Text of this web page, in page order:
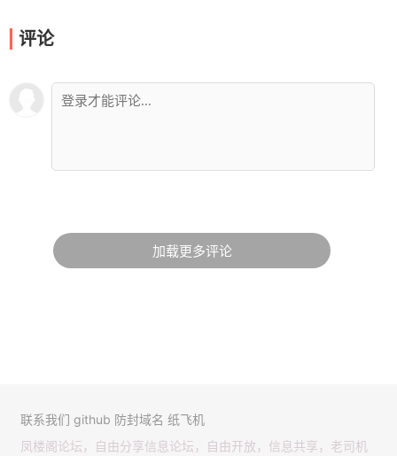
评论
加载更多评论
联系我们 github 防封域名 纸飞机
凤楼阁论坛，自由分享信息论坛，自由开放，信息共享，老司机